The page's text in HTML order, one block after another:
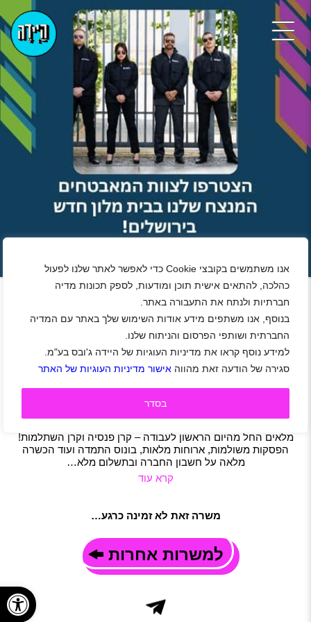
אנו משתמשים בקובצי Cookie כדי לאפשר לאתר שלנו לפעול
כהלכה, להתאים אישית תוכן ומודעות, לספק תכונות מדיה
חברתיות ולנתח את התעבורה באתר.
בנוסף, אנו משתפים מידע אודות השימוש שלך באתר עם המדיה
החברתית ושותפי הפרסום והניתוח שלנו.
למידע נוסף קראו את מדיניות העוגיות של היידה ג'ובס בע"מ.
סגירה של הודעה זאת מהווה אישור מדיניות העוגיות של האתר
בסדר
+
הצטרפו לצוות המאבטחים המנצח שלנו בבית מלון
יוקרתי בירושלים! 42 ש"ח לשעה! *מועדפת*
אזור ירושלים| ירושלים |גיל 21 ומעלה | סטודנטים|
עבודה מועדפת |חיילים משוחררים|אבטחה|משרה מלאה
תיאור משרה
מלאים החל מהיום הראשון לעבודה – קרן פנסיה וקרן השתלמות!
הפסקות משולמות, ארוחות מלאות, בונוס התמדה ועוד הכשרה
מלאה על חשבון החברה ובתשלום מלא…
קרא עוד
משרה זאת לא זמינה כרגע…
למשרות אחרות